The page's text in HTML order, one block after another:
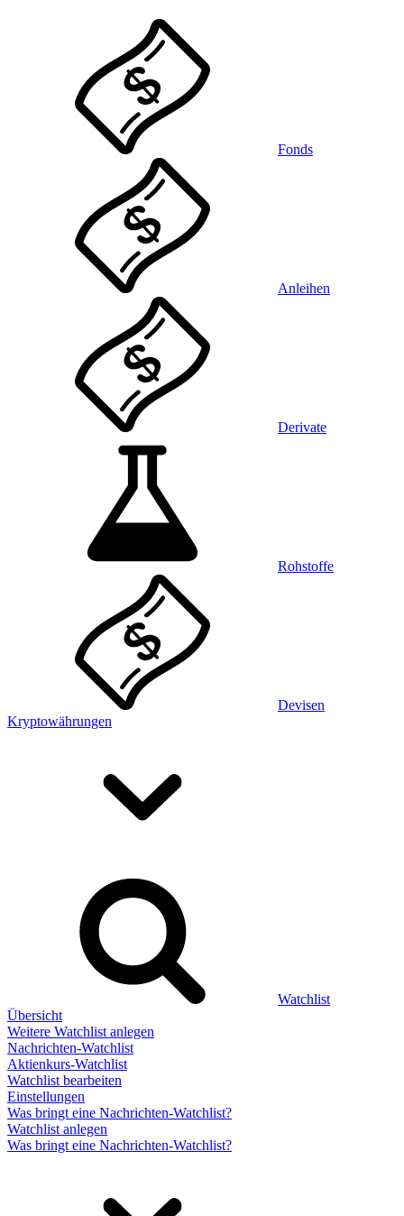
Fonds
Anleihen
Derivate
Rohstoffe
Devisen
Kryptowährungen
Watchlist
Übersicht
Weitere Watchlist anlegen
Nachrichten-Watchlist
Aktienkurs-Watchlist
Watchlist bearbeiten
Einstellungen
Was bringt eine Nachrichten-Watchlist?
Watchlist anlegen
Was bringt eine Nachrichten-Watchlist?